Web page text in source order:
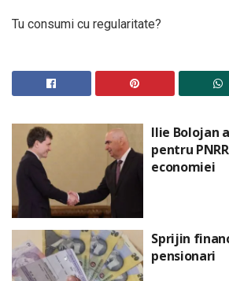
Tu consumi cu regularitate?
Ilie Bolojan
pentru
economiei
Sprijin
pensionari